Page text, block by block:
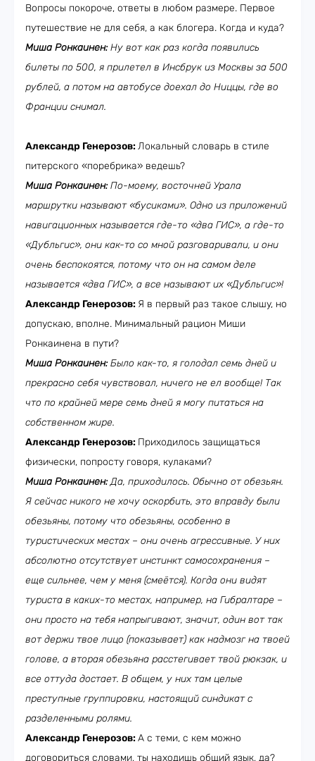
Вопросы покороче, ответы в любом размере. Первое
путешествие не для себя, а как блогера. Когда и куда?
Миша Ронкаинен:Ну вот как раз когда появились
билеты по 500, я прилетел в Инсбрук из Москвы за 500
рублей, а потом на автобусе доехал до Ниццы, где во
Франции снимал.
Александр Генерозов:Локальный словарь в стиле
питерского «поребрика» ведешь?
Миша Ронкаинен:По-моему, восточней Урала
маршрутки называют «бусиками». Одно из приложений
навигационных называется где-то «два ГИС», а где-то
«Дубльгис», они как-то со мной разговаривали, и они
очень беспокоятся, потому что он на самом деле
называется «два ГИС», а все называют их «Дубльгис»!
Александр Генерозов: Я в первый раз такое слышу, но
допускаю, вполне. Минимальный рацион Миши
Ронкаинена в пути?
Миша Ронкаинен:Было как-то, я голодал семь дней и
прекрасно себя чувствовал, ничего не ел вообще! Так
что по крайней мере семь дней я могу питаться на
собственном жире.
Александр Генерозов: Приходилось защищаться
физически, попросту говоря, кулаками?
Миша Ронкаинен:Да, приходилось. Обычно от обезьян.
Я сейчас никого не хочу оскорбить, это вправду были
обезьяны, потому что обезьяны, особенно в
туристических местах – они очень агрессивные. У них
абсолютно отсутствует инстинкт самосохранения –
еще сильнее, чем у меня (смеётся). Когда они видят
туриста в каких-то местах, например, на Гибралтаре –
они просто на тебя напрыгивают, значит, один вот так
вот держи твое лицо (показывает) как надмозг на твоей
голове, а вторая обезьяна расстегивает твой рюкзак, и
все оттуда достает. В общем, у них там целые
преступные группировки, настоящий синдикат с
разделенными ролями.
Александр Генерозов:А с теми, с кем можно
договориться словами, ты находишь общий язык, да?